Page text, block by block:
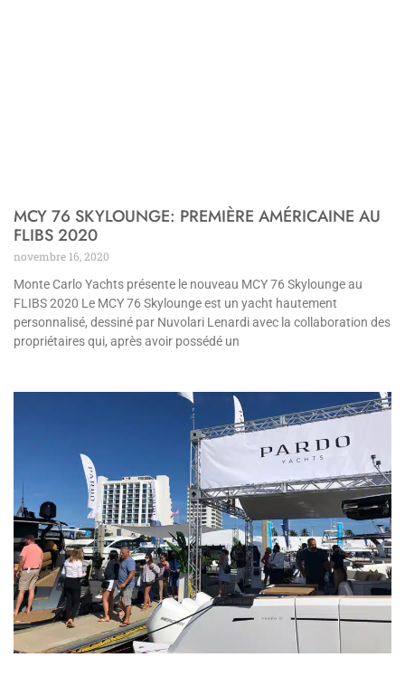
MCY 76 SKYLOUNGE: PREMIÈRE AMÉRICAINE AU
FLIBS 2020
novembre 16, 2020
Monte Carlo Yachts présente le nouveau MCY 76 Skylounge au
FLIBS 2020 Le MCY 76 Skylounge est un yacht hautement
personnalisé, dessiné par Nuvolari Lenardi avec la collaboration des
propriétaires qui, après avoir possédé un